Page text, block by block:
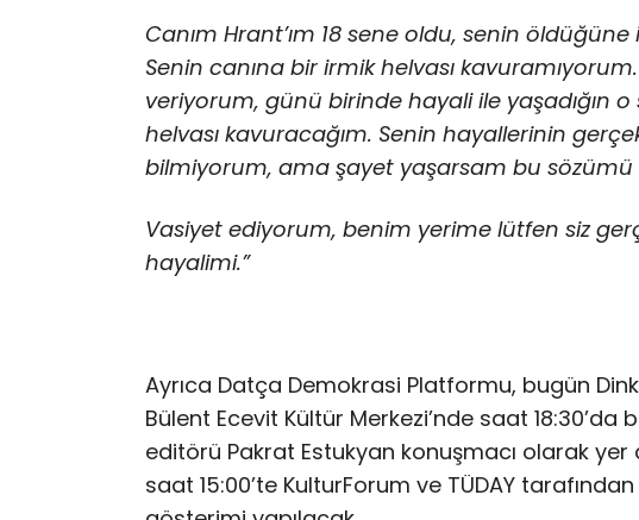
Canım Hrant’ım 18 sene oldu, senin
Senin canına bir irmik helvası
veriyorum, günü birinde hayali ile yaşadığın o
helvası kavuracağım. Senin hayallerinin
bilmiyorum, ama şayet yaşarsam bu sözümü
Vasiyet ediyorum, benim yerime lütfen siz
hayalimi.”
Ayrıca Datça Demokrasi Platformu, bugün
Bülent Ecevit Kültür Merkezi’nde saat
editörü Pakrat Estukyan konuşmacı olarak
saat 15:00’te KulturForum ve TÜDAY